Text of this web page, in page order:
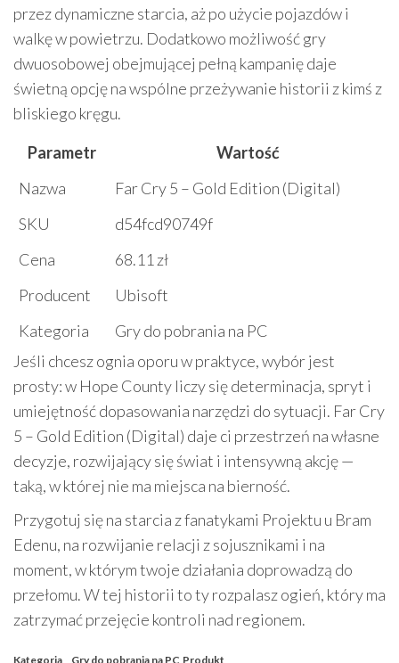
przez dynamiczne starcia, aż po użycie pojazdów i
walkę w powietrzu. Dodatkowo możliwość gry
dwuosobowej obejmującej pełną kampanię daje
świetną opcję na wspólne przeżywanie historii z kimś z
bliskiego kręgu.
Parametr
Wartość
Nazwa
Far Cry 5 – Gold Edition (Digital)
SKU
d54fcd90749f
Cena
68.11 zł
Producent
Ubisoft
Kategoria
Gry do pobrania na PC
Jeśli chcesz ognia oporu w praktyce, wybór jest
prosty: w Hope County liczy się determinacja, spryt i
umiejętność dopasowania narzędzi do sytuacji. Far Cry
5 – Gold Edition (Digital) daje ci przestrzeń na własne
decyzje, rozwijający się świat i intensywną akcję —
taką, w której nie ma miejsca na bierność.
Przygotuj się na starcia z fanatykami Projektu u Bram
Edenu, na rozwijanie relacji z sojusznikami i na
moment, w którym twoje działania doprowadzą do
przełomu. W tej historii to ty rozpalasz ogień, który ma
zatrzymać przejęcie kontroli nad regionem.
Kategoria Gry do pobrania na PC Produkt